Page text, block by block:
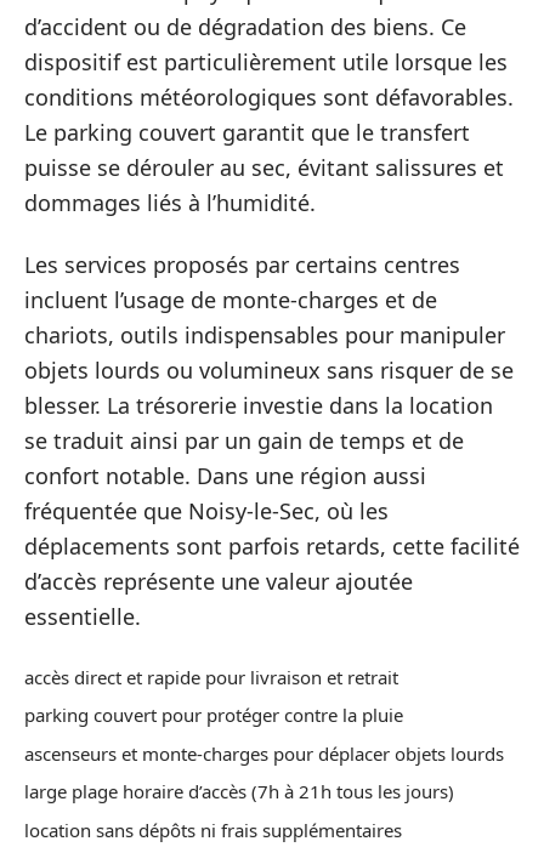
d’accident ou de dégradation des biens. Ce
dispositif est particulièrement utile lorsque les
conditions météorologiques sont défavorables.
Le parking couvert garantit que le transfert
puisse se dérouler au sec, évitant salissures et
dommages liés à l’humidité.
Les services proposés par certains centres
incluent l’usage de monte-charges et de
chariots, outils indispensables pour manipuler
objets lourds ou volumineux sans risquer de se
blesser. La trésorerie investie dans la location
se traduit ainsi par un gain de temps et de
confort notable. Dans une région aussi
fréquentée que Noisy-le-Sec, où les
déplacements sont parfois retards, cette facilité
d’accès représente une valeur ajoutée
essentielle.
accès direct et rapide pour livraison et retrait
parking couvert pour protéger contre la pluie
ascenseurs et monte-charges pour déplacer objets lourds
large plage horaire d’accès (7h à 21h tous les jours)
location sans dépôts ni frais supplémentaires